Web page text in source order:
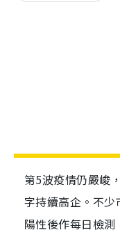
第5波疫情仍嚴峻
字持續高企。不
陽性後作每日檢